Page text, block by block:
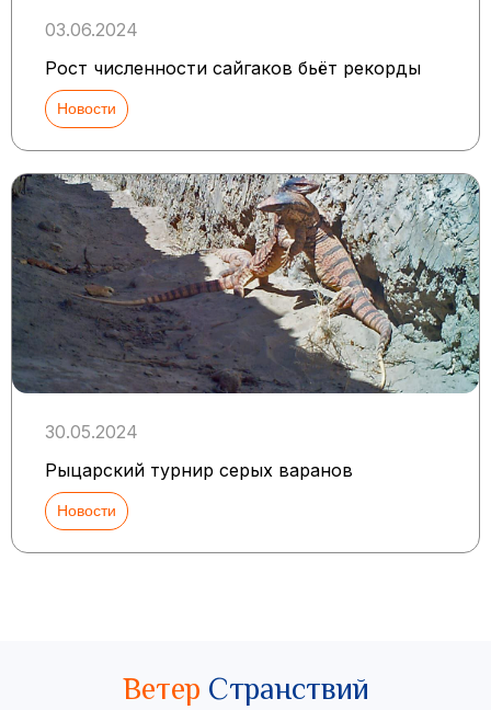
03.06.2024
Рост численности сайгаков бьёт рекорды
Новости
30.05.2024
Рыцарский турнир серых варанов
Новости
Ветер Странствий